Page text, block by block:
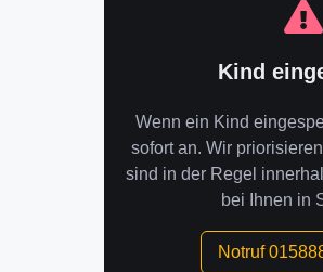
Kind
Wenn ein Kind
sofort an. Wir
sind in der Regel
bei Ihnen in
Notruf